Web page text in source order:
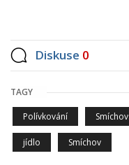
Diskuse 0
TAGY
Polívkování
jídlo Smíchov